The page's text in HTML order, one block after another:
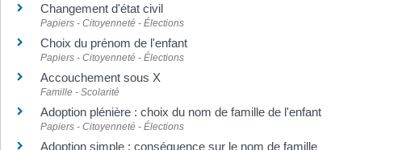
Changement d'état civil
Papiers - Citoyenneté - Élections
Choix du prénom de l'enfant
Papiers - Citoyenneté - Élections
Accouchement sous X
Famille - Scolarité
Adoption plénière : choix du nom de famille de l'enfant
Papiers - Citoyenneté - Élections
Adoption simple : conséquence sur le nom de famille